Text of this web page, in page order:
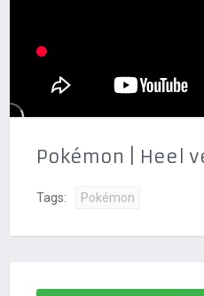
Pokémon | Heel
Tags: Pokémon